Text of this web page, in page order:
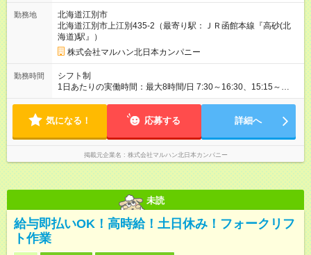
勤務地
北海道江別市
北海道江別市上江別435-2（最寄り駅：ＪＲ函館本線『高砂(北
海道)駅』）
株式会社マルハン北日本カンパニー
勤務時間
シフト制
1日あたりの実働時間：最大8時間/日 7:30～16:30、15:15～
24:15 実働1日4時間 ・最低勤務日数：週2日 ★フリーター・学
気になる！ 応募する 詳細へ
掲載元企業名 株式会社マルハン北日本カンパニー
未読
給与即払いOK！高時給！土日休み！フォークリフ
ト作業